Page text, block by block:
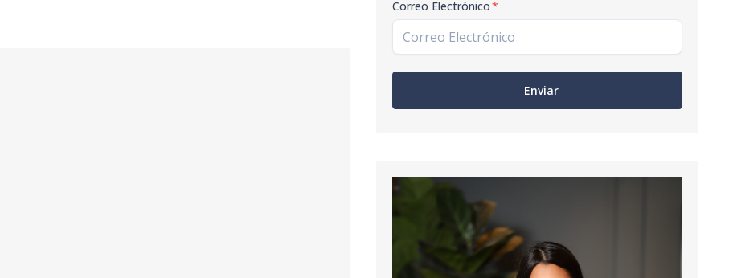
Correo Electrónico*
Enviar